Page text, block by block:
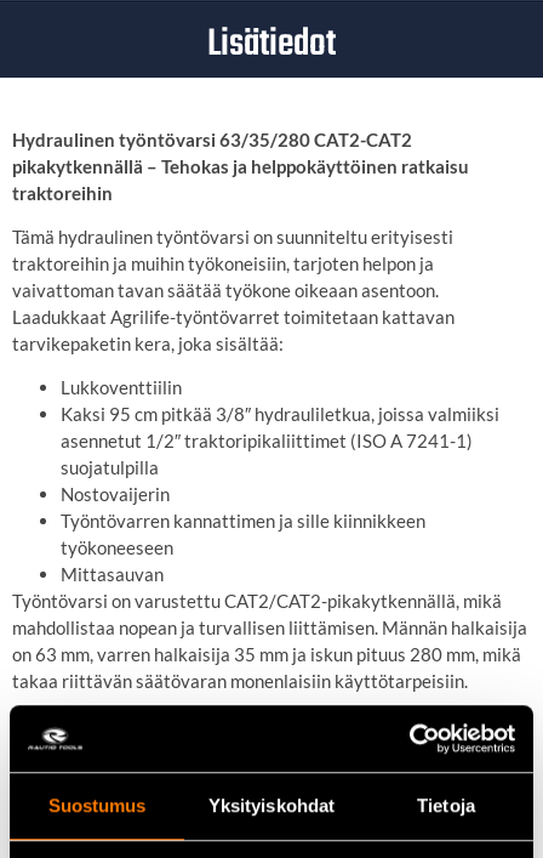
Suostumus Yksityiskohdat Tietoja
Lisätiedot
Hydraulinen työntövarsi 63/35/280 CAT2-CAT2
pikakytkennällä – Tehokas ja helppokäyttöinen ratkaisu
traktoreihin
Tämä hydraulinen työntövarsi on suunniteltu erityisesti
traktoreihin ja muihin työkoneisiin, tarjoten helpon ja
vaivattoman tavan säätää työkone oikeaan asentoon.
Laadukkaat Agrilife-työntövarret toimitetaan kattavan
tarvikepaketin kera, joka sisältää:
Lukkoventtiilin
Kaksi 95 cm pitkää 3/8″ hydrauliletkua, joissa valmiiksi
asennetut 1/2″ traktoripikaliittimet (ISO A 7241-1)
suojatulpilla
Nostovaijerin
Työntövarren kannattimen ja sille kiinnikkeen
työkoneeseen
Mittasauvan
Työntövarsi on varustettu CAT2/CAT2-pikakytkennällä, mikä
mahdollistaa nopean ja turvallisen liittämisen. Männän halkaisija
on 63 mm, varren halkaisija 35 mm ja iskun pituus 280 mm, mikä
takaa riittävän säätövaran monenlaisiin käyttötarpeisiin.
Tekniset tiedot:
Mäntä:Ø 63 mm
Varsi:Ø 35 mm